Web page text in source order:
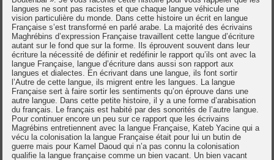
langues ne sont pas racistes et que chaque langue véhicule une
vision particulière du monde. Dans cette histoire un écrit en langue
Française s’est transformé en parlé arabe. La majorité des écrivains
Maghrébins d’expression Française travaillent cette langue d’écriture
autant sur le fond que sur la forme. Ils éprouvent souvent dans leur
écriture la nécessité de définir et redéfinir le rapport qu’ils ont avec la
langue Française, langue d’écriture dans aussi son rapport aux
langues et dialectes. En écrivant dans une langue, ils font sortir
l’Autre de cette langue, ils migrent entre les langues. La langue
Française sert à faire sortir les sentiments qu’on éprouve dans une
autre langue. Dans cette petite histoire, il y a une forme d’arabisation
du français. Le français est habité par des sonorités de l’autre langue.
Pour continuer encore un peu sur ce rapport que les écrivains
Magrébins entretiennent avec la langue Française, Kateb Yacine qui a
vécu la colonisation la langue Française était pour lui un butin de
guerre mais pour Kamel Daoud qui n’a pas connu la colonisation
qualifie la langue française comme un bien vacant. Un bien vacant